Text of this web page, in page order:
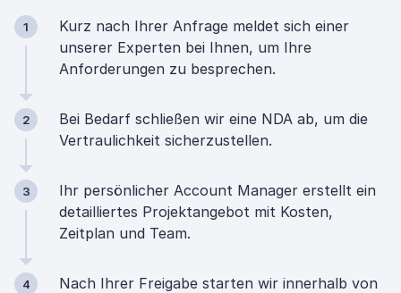
1
Kurz nach Ihrer Anfrage meldet sich einer
unserer Experten bei Ihnen, um Ihre
Anforderungen zu besprechen.
2
Bei Bedarf schließen wir eine NDA ab, um die
Vertraulichkeit sicherzustellen.
3
Ihr persönlicher Account Manager erstellt ein
detailliertes Projektangebot mit Kosten,
Zeitplan und Team.
4
Nach Ihrer Freigabe starten wir innerhalb von